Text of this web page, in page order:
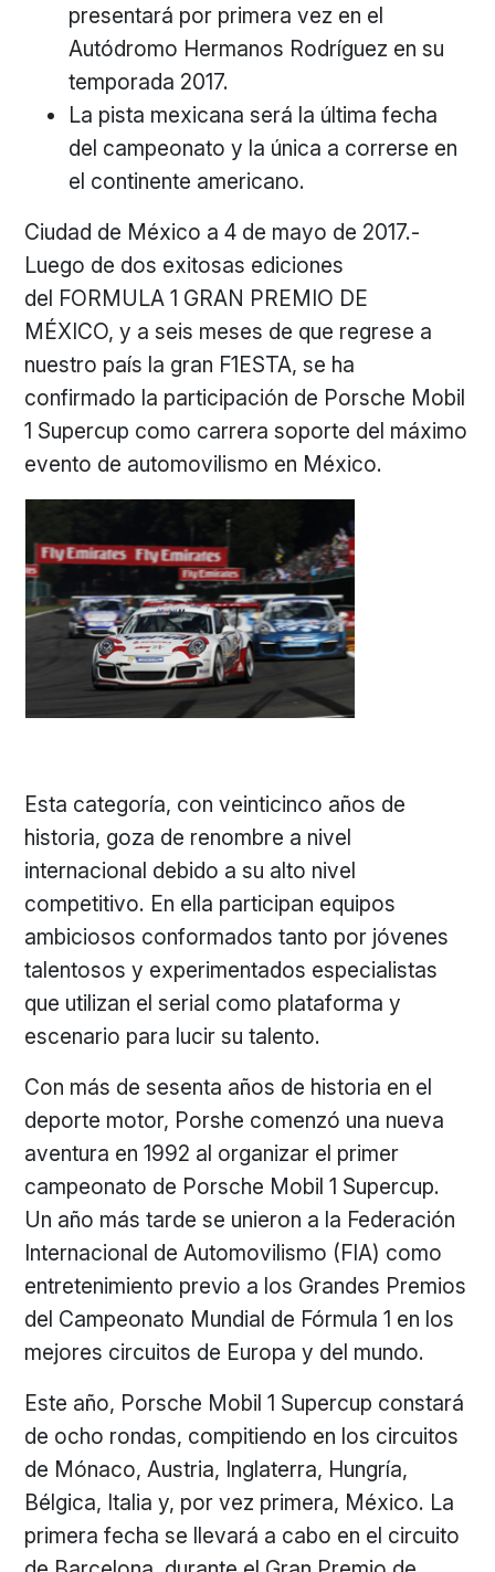
presentará por primera vez en el
Autódromo Hermanos Rodríguez en su
temporada 2017.
La pista mexicana será la última fecha
del campeonato y la única a correrse en
el continente americano.
Ciudad de México a 4 de mayo de 2017.-
Luego de dos exitosas ediciones
del FORMULA 1 GRAN PREMIO DE
MÉXICO, y a seis meses de que regrese a
nuestro país la gran F1ESTA, se ha
confirmado la participación de Porsche Mobil
1 Supercup como carrera soporte del máximo
evento de automovilismo en México.
Esta categoría, con veinticinco años de
historia, goza de renombre a nivel
internacional debido a su alto nivel
competitivo. En ella participan equipos
ambiciosos conformados tanto por jóvenes
talentosos y experimentados especialistas
que utilizan el serial como plataforma y
escenario para lucir su talento.
Con más de sesenta años de historia en el
deporte motor, Porshe comenzó una nueva
aventura en 1992 al organizar el primer
campeonato de Porsche Mobil 1 Supercup.
Un año más tarde se unieron a la Federación
Internacional de Automovilismo (FIA) como
entretenimiento previo a los Grandes Premios
del Campeonato Mundial de Fórmula 1 en los
mejores circuitos de Europa y del mundo.
Este año, Porsche Mobil 1 Supercup constará
de ocho rondas, compitiendo en los circuitos
de Mónaco, Austria, Inglaterra, Hungría,
Bélgica, Italia y, por vez primera, México. La
primera fecha se llevará a cabo en el circuito